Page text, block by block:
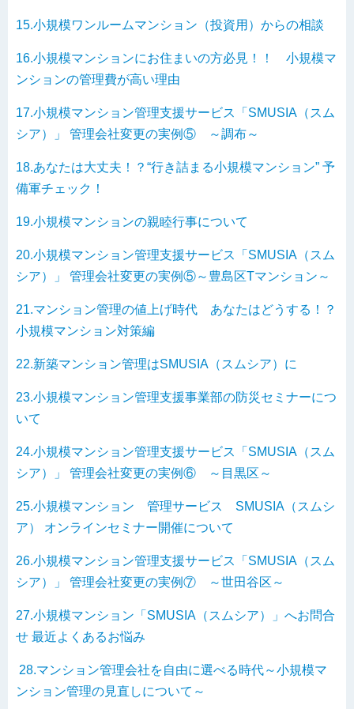
15.小規模ワンルームマンション（投資用）からの相談
16.小規模マンションにお住まいの方必見！！ 小規模マ
ンションの管理費が高い理由
17.小規模マンション管理支援サービス「SMUSIA（スム
シア）」 管理会社変更の実例⑤ ～調布～
18.あなたは大丈夫！？“行き詰まる小規模マンション” 予
備軍チェック！
19.小規模マンションの親睦行事について
20.小規模マンション管理支援サービス「SMUSIA（スム
シア）」 管理会社変更の実例⑤～豊島区Tマンション～
21.マンション管理の値上げ時代 あなたはどうする！？
小規模マンション対策編
22.新築マンション管理はSMUSIA（スムシア）に
23.小規模マンション管理支援事業部の防災セミナーにつ
いて
24.小規模マンション管理支援サービス「SMUSIA（スム
シア）」 管理会社変更の実例⑥ ～目黒区～
25.小規模マンション 管理サービス SMUSIA（スムシ
ア） オンラインセミナー開催について
26.小規模マンション管理支援サービス「SMUSIA（スム
シア）」 管理会社変更の実例⑦ ～世田谷区～
27.小規模マンション「SMUSIA（スムシア）」へお問合
せ 最近よくあるお悩み
28.マンション管理会社を自由に選べる時代～小規模マ
ンション管理の見直しについて～